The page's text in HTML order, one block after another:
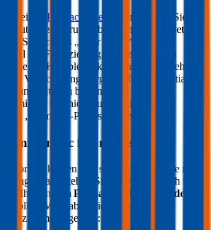
Sie einen Pontiac leasen
, dann müssen Sie
Autoversicherung übernehmen. Oft bieten
ein Service aus „einer Hand“ an – das
die Finanzierung, Anmeldung und
Sie ein Komplettpaket wählen, empfiehlt
Versicherungsvergleich für Ihr
Pontiac
mit dem besten Preis-
ermitteln und nicht zu viel für Ihre
des „Komplett-Pakets“ zahlen.
Pontiac finanzieren?
Pontiac
kaufen und sind auf der Suche nach
Dann stehen Sie vermutlich auch vor
Sie Ihren neuen Pontiac
mit Leasing oder
sollen. Wir haben die wesentlichen
Sie zusammengefasst: